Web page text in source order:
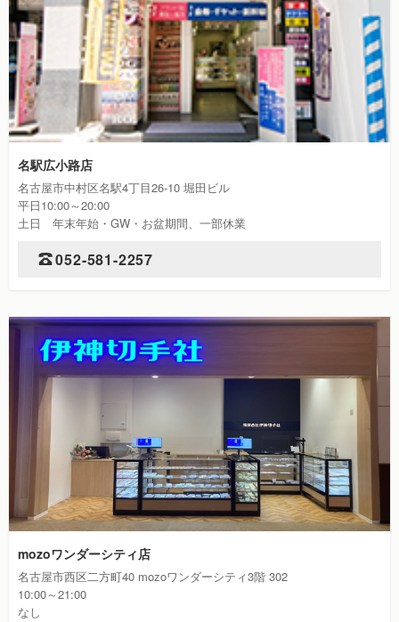
名駅広小路店
名古屋市中村区名駅4丁目26-10 堀田ビル
平日10:00～20:00
土日 年末年始・GW・お盆期間、一部休業
052-581-2257
mozoワンダーシティ店
名古屋市西区二方町40 mozoワンダーシティ3階 302
10:00～21:00
なし